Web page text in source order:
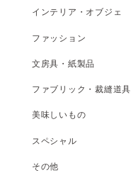
インテリア・オブジェ
ファッション
文房具・紙製品
ファブリック・裁縫道具
美味しいもの
スペシャル
その他